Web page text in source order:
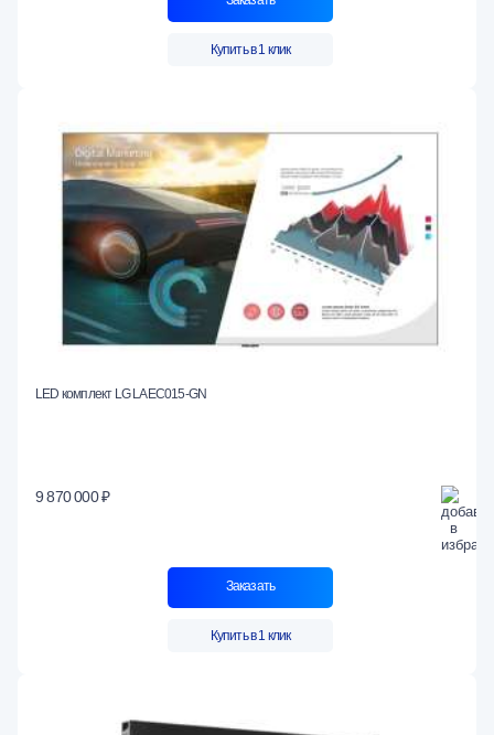
Купить в 1 клик
LED комплект LG LAEC015-GN
9 870 000 ₽
Заказать
Купить в 1 клик